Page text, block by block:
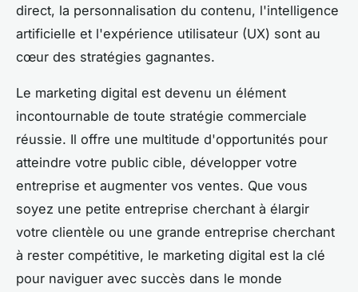
direct, la personnalisation du contenu, l'intelligence
artificielle et l'expérience utilisateur (UX) sont au
cœur des stratégies gagnantes.
Le marketing digital est devenu un élément
incontournable de toute stratégie commerciale
réussie. Il offre une multitude d'opportunités pour
atteindre votre public cible, développer votre
entreprise et augmenter vos ventes. Que vous
soyez une petite entreprise cherchant à élargir
votre clientèle ou une grande entreprise cherchant
à rester compétitive, le marketing digital est la clé
pour naviguer avec succès dans le monde